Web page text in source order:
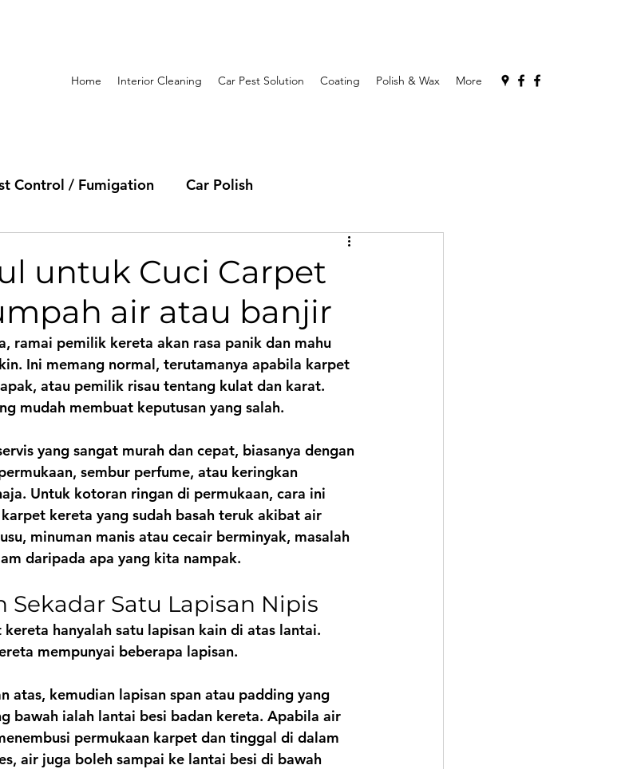
Home Interior Cleaning Car Pest Solution Coating Polish & Wax More
Control / Fumigation Car Polish
untuk Cuci Carpet
air atau banjir
ramai pemilik kereta akan rasa panik dan mahu
Ini memang normal, terutamanya apabila karpet
atau pemilik risau tentang kulat dan karat.
mudah membuat keputusan yang salah.
yang sangat murah dan cepat, biasanya dengan
sembur perfume, atau keringkan
Untuk kotoran ringan di permukaan, cara ini
kereta yang sudah basah teruk akibat air
minuman manis atau cecair berminyak, masalah
daripada apa yang kita nampak.
Sekadar Satu Lapisan Nipis
hanyalah satu lapisan kain di atas lantai.
mempunyai beberapa lapisan.
atas, kemudian lapisan span atau padding yang
bawah ialah lantai besi badan kereta. Apabila air
permukaan karpet dan tinggal di dalam
air juga boleh sampai ke lantai besi di bawah